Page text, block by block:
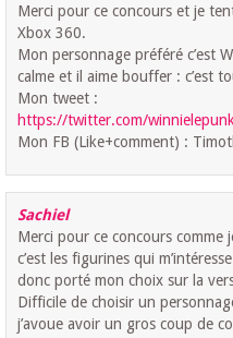
Merci pour ce concours et je
Xbox 360.
Mon personnage préféré c’est
calme et il aime bouffer : c’est
Mon tweet :
https://twitter.com/
Mon FB (Like+comment) :
Sachiel
Merci pour ce concours comme
c’est les figurines qui
donc porté mon choix sur la
Difficile de choisir un
j’avoue avoir un gros coup de